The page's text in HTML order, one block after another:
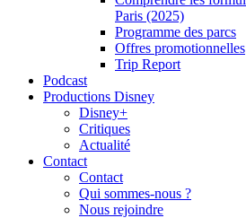
Paris (2025)
Programme des parcs
Offres promotionnelles
Trip Report
Podcast
Productions Disney
Disney+
Critiques
Actualité
Contact
Contact
Qui sommes-nous ?
Nous rejoindre